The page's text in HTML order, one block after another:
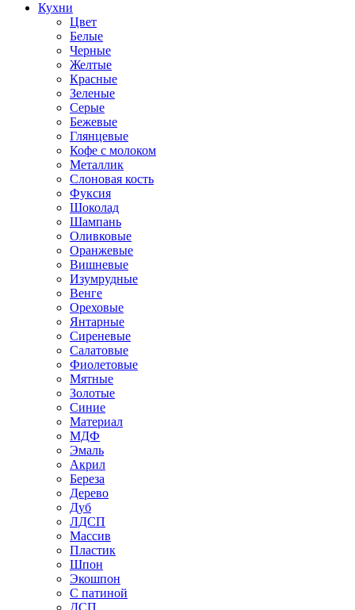
Кухни
Цвет
Белые
Черные
Желтые
Красные
Зеленые
Серые
Бежевые
Глянцевые
Кофе с молоком
Металлик
Слоновая кость
Фуксия
Шоколад
Шампань
Оливковые
Оранжевые
Вишневые
Изумрудные
Венге
Ореховые
Янтарные
Сиреневые
Салатовые
Фиолетовые
Мятные
Золотые
Синие
Материал
МДФ
Эмаль
Акрил
Береза
Дерево
Дуб
ЛДСП
Массив
Пластик
Шпон
Экошпон
С патиной
ДСП